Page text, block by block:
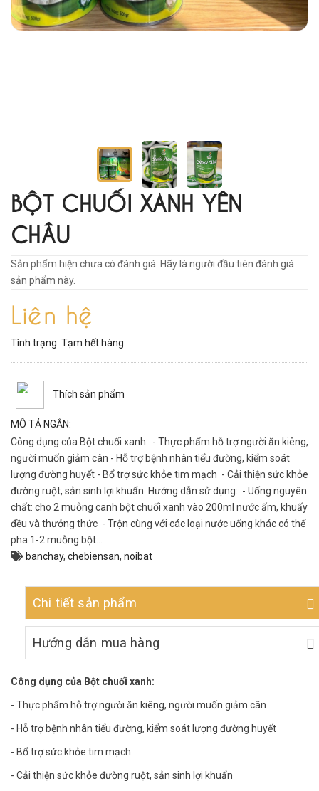
BỘT CHUỐI XANH YÊN
CHÂU
Sản phẩm hiện chưa có đánh giá. Hãy là người đầu tiên đánh giá
sản phẩm này.
Liên hệ
Tình trạng: Tạm hết hàng
Thích sản phẩm
MÔ TẢ NGẮN:
Công dụng của Bột chuối xanh: - Thực phẩm hỗ trợ người ăn kiêng,
người muốn giảm cân - Hỗ trợ bệnh nhân tiểu đường, kiểm soát
lượng đường huyết - Bổ trợ sức khỏe tim mạch - Cải thiện sức khỏe
đường ruột, sản sinh lợi khuẩn Hướng dẫn sử dụng: - Uống nguyên
chất: cho 2 muỗng canh bột chuối xanh vào 200ml nước ấm, khuấy
đều và thưởng thức - Trộn cùng với các loại nước uống khác có thể
pha 1-2 muỗng bột...
banchay, chebiensan, noibat
Chi tiết sản phẩm
Hướng dẫn mua hàng
Công dụng của Bột chuối xanh:
- Thực phẩm hỗ trợ người ăn kiêng, người muốn giảm cân
- Hỗ trợ bệnh nhân tiểu đường, kiểm soát lượng đường huyết
- Bổ trợ sức khỏe tim mạch
- Cải thiện sức khỏe đường ruột, sản sinh lợi khuẩn